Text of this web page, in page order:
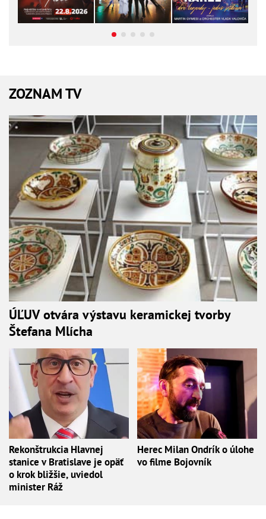
ZOZNAM TV
ÚĽUV otvára výstavu keramickej tvorby
Štefana Mlícha
Rekonštrukcia Hlavnej
stanice v Bratislave je opäť
o krok bližšie, uviedol
minister Ráž
Herec Milan Ondrík o úlohe
vo filme Bojovník